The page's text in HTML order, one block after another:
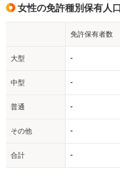
女性の免許種別保有人口
免許保有者数
大型 -
中型 -
普通 -
その他 -
合計 -